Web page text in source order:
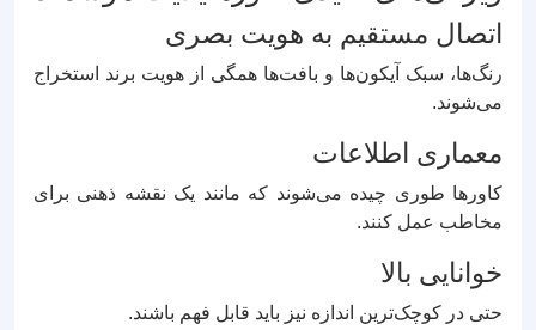
اتصال مستقیم به هویت بصری
رنگ‌ها، سبک آیکون‌ها و بافت‌ها همگی از هویت برند استخراج
می‌شوند.
معماری اطلاعات
کاورها طوری چیده می‌شوند که مانند یک نقشه ذهنی برای
مخاطب عمل کنند.
خوانایی بالا
حتی در کوچک‌ترین اندازه نیز باید قابل فهم باشند.